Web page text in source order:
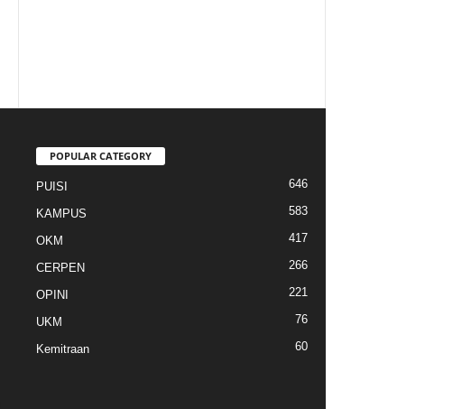
POPULAR CATEGORY
PUISI 646
KAMPUS 583
OKM 417
CERPEN 266
OPINI 221
UKM 76
Kemitraan 60